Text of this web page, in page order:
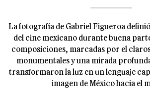
La fotografía de Gabriel Figueroa
del cine mexicano durante buena
composiciones, marcadas por el
monumentales y una mirada
transformaron la luz en un lenguaje
imagen de México hacia el